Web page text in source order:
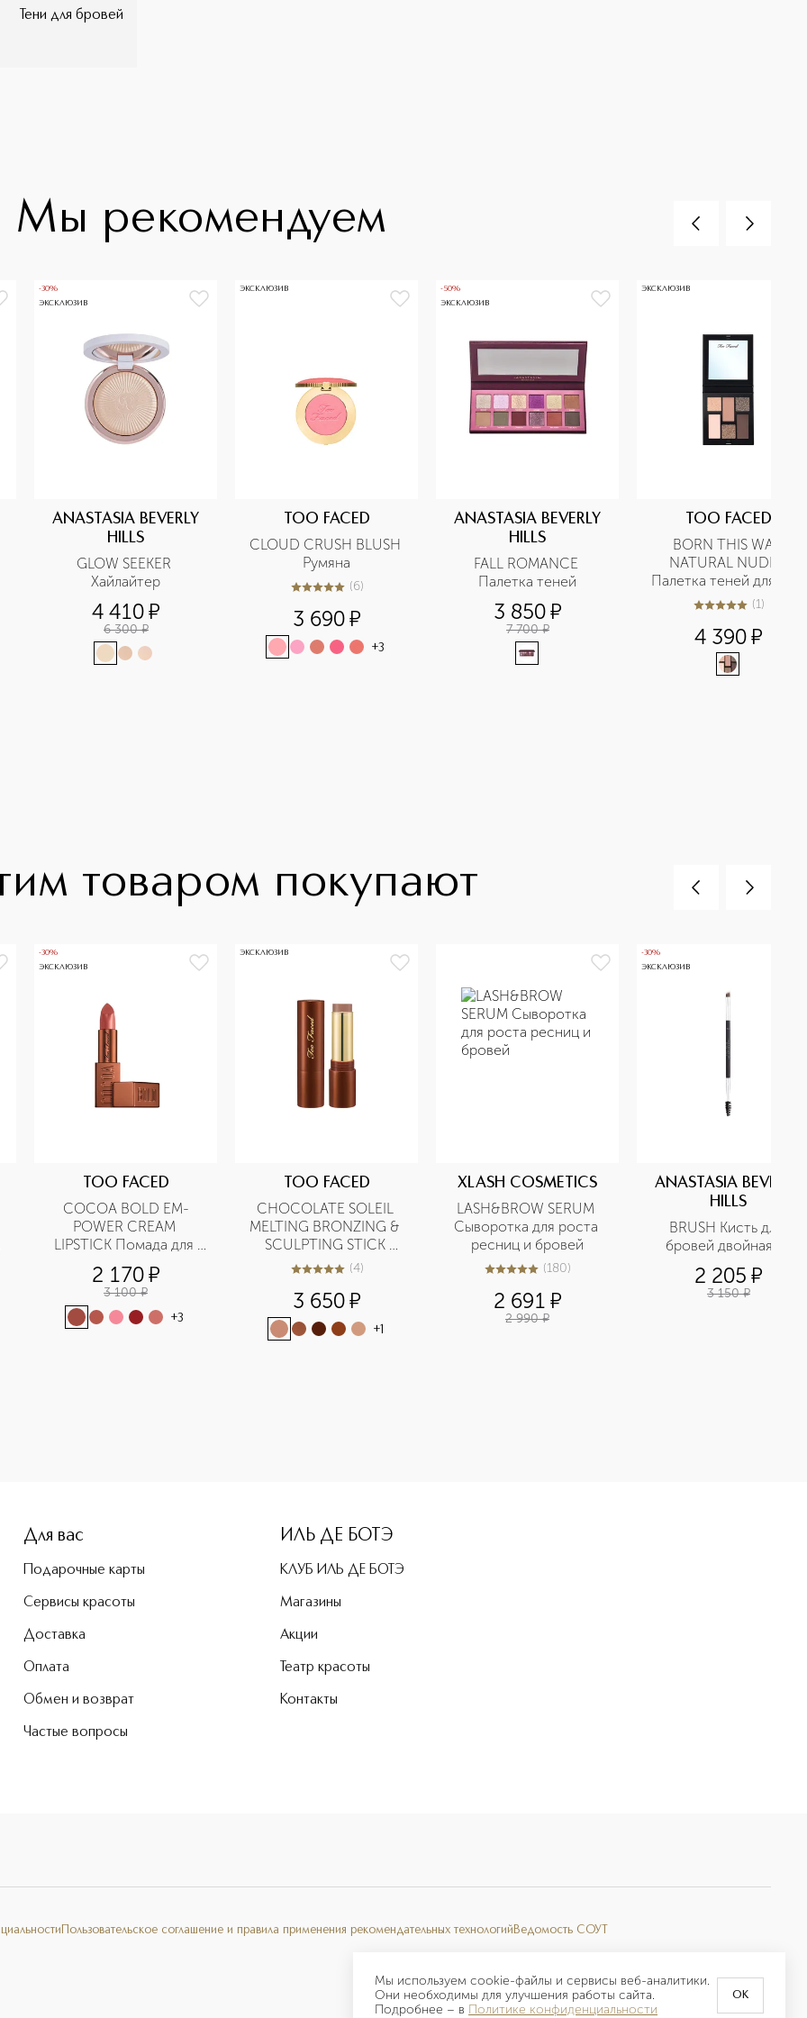
Мы используем cookie-файлы и сервисы веб-аналитики.
Они необходимы для улучшения работы сайта.
Подробнее – в Политике конфиденциальности
OK
Тени для бровей
Мы рекомендуем
-30%
ЭКСКЛЮЗИВ
ANASTASIA BEVERLY
HILLS
GLOW SEEKER
Хайлайтер
4 410¤
6 300 ¤
ЭКСКЛЮЗИВ
TOO FACED
CLOUD CRUSH BLUSH
Румяна
5из 56 (6)
3 690¤
+3
-50%
ЭКСКЛЮЗИВ
ANASTASIA BEVERLY
HILLS
FALL ROMANCE
Палетка теней
3 850¤
7 700 ¤
ЭКСКЛЮЗИВ
TOO FACED
BORN THIS WAY
NATURAL NUDES
Палетка теней для век
Cold Smolder Nudes
5из 51 (1)
4 390¤
товаром покупают
-30%
ЭКСКЛЮЗИВ
TOO FACED
COCOA BOLD EM-
POWER CREAM
LIPSTICK Помада для
губ
2 170¤
3 100 ¤
+3
ЭКСКЛЮЗИВ
TOO FACED
CHOCOLATE SOLEIL
MELTING BRONZING &
SCULPTING STICK
Бронзирующий и
стик для лица
5из 54 (4)
3 650¤
+1
XLASH COSMETICS
LASH&BROW SERUM
Сыворотка для роста
ресниц и бровей
4.9из5180 (180)
2 691 ¤
2 990 ¤
-30%
ЭКСКЛЮЗИВ
ANASTASIA BEVERLY
HILLS
BRUSH Кисть для
бровей двойная 14
2 205 ¤
3 150 ¤
Для вас
Подарочные карты
Сервисы красоты
Доставка
Оплата
Обмен и возврат
Частые вопросы
ИЛЬ ДЕ БОТЭ
КЛУБ ИЛЬ ДЕ БОТЭ
Магазины
Акции
Театр красоты
Контакты
Пользовательское соглашение и правила применения рекомендательных технологий Ведомость СОУТ